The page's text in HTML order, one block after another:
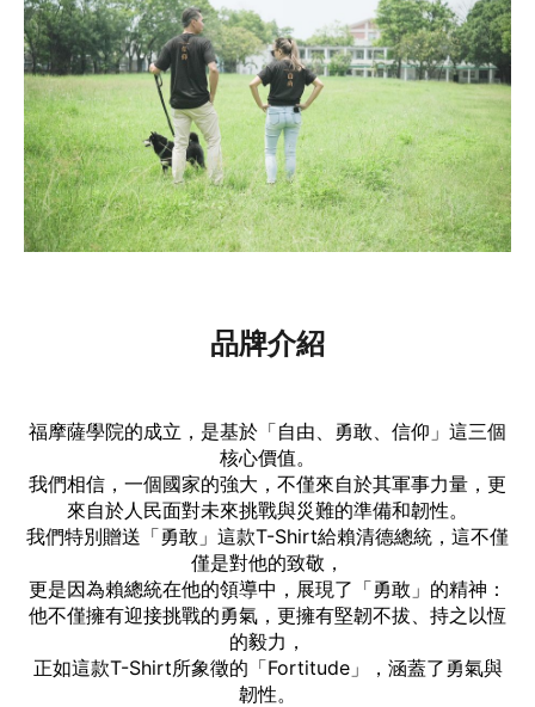
品牌介紹
福摩薩學院的成立，是基於「自由、勇敢、信仰」這三個
核心價值。
我們相信，一個國家的強大，不僅來自於其軍事力量，更
來自於人民面對未來挑戰與災難的準備和韌性。
我們特別贈送「勇敢」這款T-Shirt給賴清德總統，這不僅
僅是對他的致敬，
更是因為賴總統在他的領導中，展現了「勇敢」的精神：
他不僅擁有迎接挑戰的勇氣，更擁有堅韌不拔、持之以恆
的毅力，
正如這款T-Shirt所象徵的「Fortitude」，涵蓋了勇氣與
韌性。